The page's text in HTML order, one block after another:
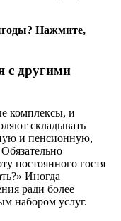
Нажмите,
с другими
комплексы, и
складывать
и пенсионную,
постоянного гостя
Иногда
ради более
набором услуг.